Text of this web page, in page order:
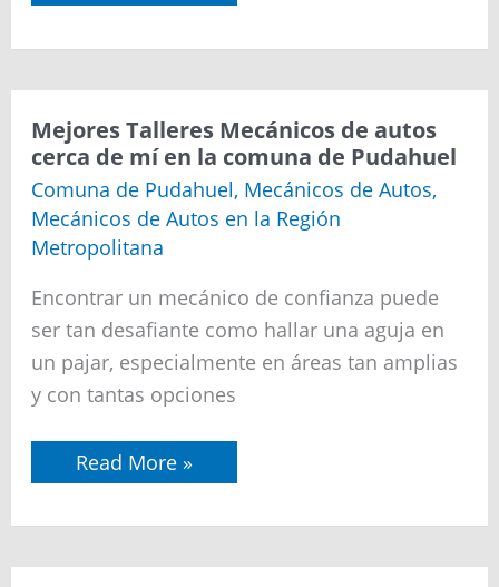
Mejores Talleres Mecánicos de autos
cerca de mí en la comuna de Pudahuel
Comuna de Pudahuel, Mecánicos de Autos,
Mecánicos de Autos en la Región
Metropolitana
Encontrar un mecánico de confianza puede
ser tan desafiante como hallar una aguja en
un pajar, especialmente en áreas tan amplias
y con tantas opciones
Mejores
Talleres
Mecánicos
de
autos
cerca
de
mí
en
la
comuna
de
Pudahuel
Read More »